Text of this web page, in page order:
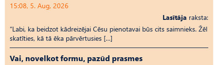
15:08, 5. Aug, 2026
Lasītāja raksta:
“Labi, ka beidzot kādreizējai Cēsu pienotavai būs cits saimnieks. Žēl
skatīties, kā tā ēka pārvērtusies […]
Vai, novelkot formu, pazūd prasmes